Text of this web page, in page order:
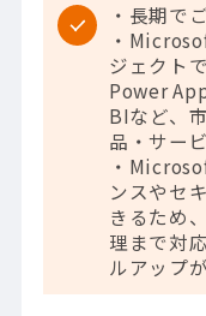
・長期で
・
ジェクト
Power
BIなど、
品・サー
・
ンスやセ
きるため
理まで対
ルアップ